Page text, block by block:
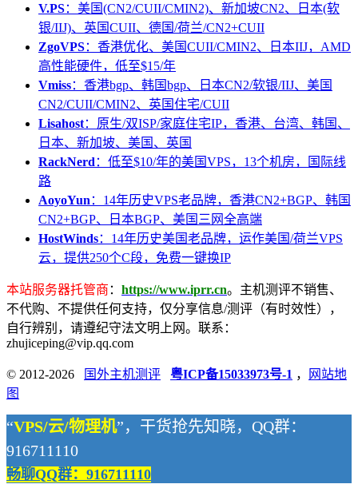
V.PS：美国(CN2/CUII/CMIN2)、新加坡CN2、日本(软
银/IIJ)、英国CUII、德国/荷兰/CN2+CUII
ZgoVPS：香港优化、美国CUII/CMIN2、日本IIJ，AMD
高性能硬件，低至$15/年
Vmiss：香港bgp、韩国bgp、日本CN2/软银/IIJ、美国
CN2/CUII/CMIN2、英国住宅/CUII
Lisahost：原生/双ISP/家庭住宅IP，香港、台湾、韩国、
日本、新加坡、美国、英国
RackNerd ：低至$10/年的美国VPS，13个机房，国际线
路
AoyoYun ：14年历史VPS老品牌，香港CN2+BGP、韩国
CN2+BGP、日本BGP、美国三网全高端
HostWinds：14年历史美国老品牌，运作美国/荷兰VPS
云，提供250个C段，免费一键换IP
本站服务器托管商 ： https://www.iprr.cn。主机测评不销售、
不代购、不提供任何支持，仅分享信息/测评（有时效性），
自行辨别，请遵纪守法文明上网。联系：
zhujiceping@vip.qq.com
© 2012-2026 国外主机测评 粤ICP备15033973号-1 ，
网站地
图
“VPS/云/物理机”，干货抢先知晓，QQ群：
916711110
畅聊QQ群：916711110